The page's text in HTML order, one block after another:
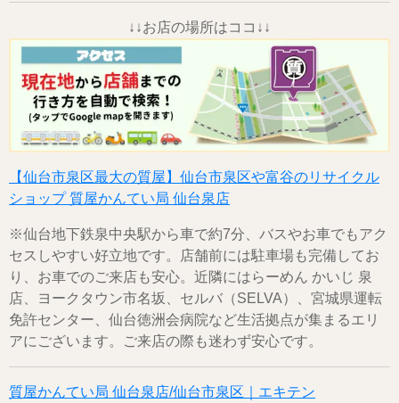
↓↓お店の場所はココ↓↓
【仙台市泉区最大の質屋】仙台市泉区や富谷のリサイクル
ショップ 質屋かんてい局 仙台泉店
※仙台地下鉄泉中央駅から車で約7分、バスやお車でもアク
セスしやすい好立地です。店舗前には駐車場も完備してお
り、お車でのご来店も安心。近隣にはらーめん かいじ 泉
店、ヨークタウン市名坂、セルバ（SELVA）、宮城県運転
免許センター、仙台徳洲会病院など生活拠点が集まるエリ
アにございます。ご来店の際も迷わず安心です。
質屋かんてい局 仙台泉店/仙台市泉区｜エキテン